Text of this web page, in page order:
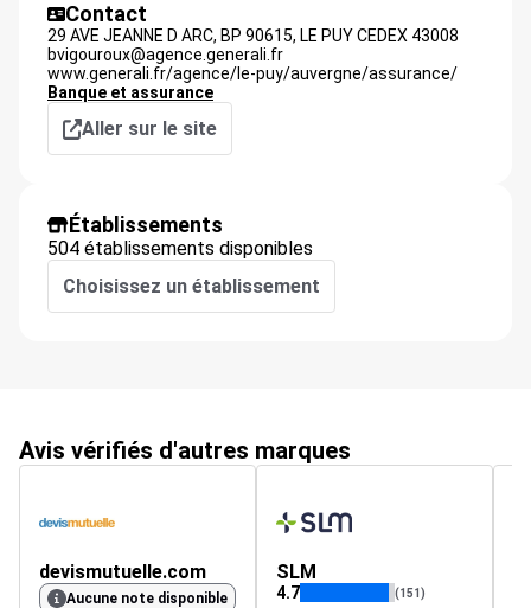
Contact
29 AVE JEANNE D ARC, BP 90615, LE PUY CEDEX 43008
bvigouroux@agence.generali.fr
www.generali.fr/agence/le-puy/auvergne/assurance/
Banque et assurance
Aller sur le site
Établissements
504 établissements disponibles
Choisissez un établissement
Avis vérifiés d'autres marques
devismutuelle.com
Aucune note disponible
SLM
4.7 (151)